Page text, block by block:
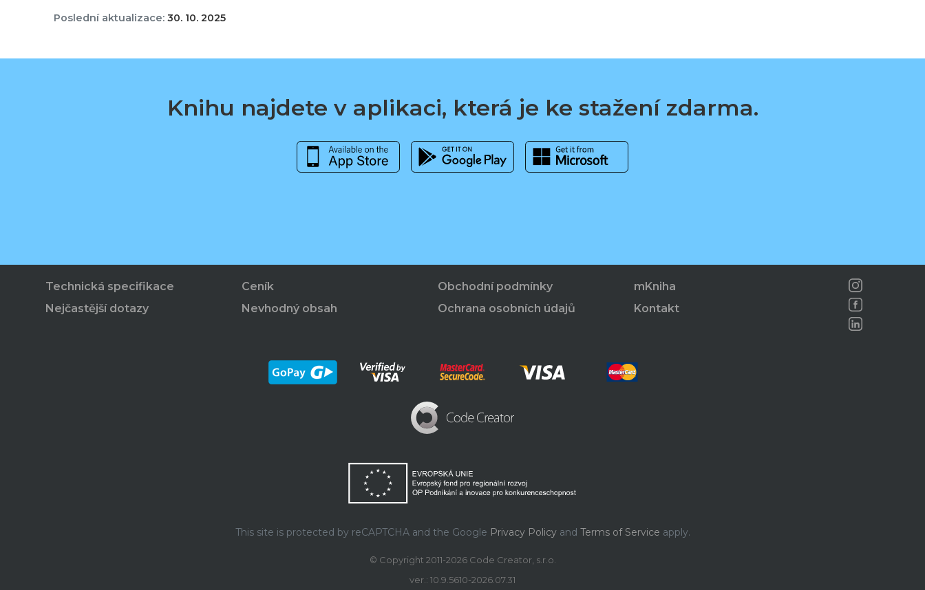
Poslední aktualizace:30. 10. 2025
Knihu najdete v aplikaci, která je ke stažení zdarma.
Technická specifikace
Nejčastější dotazy
Ceník
Nevhodný obsah
Obchodní podmínky
Ochrana osobních údajů
mKniha
Kontakt
This site is protected by reCAPTCHA and the Google Privacy Policyand Terms of Service apply.
© Copyright 2011-2026 Code Creator, s.r.o.
ver.: 10.9.5610-2026.07.31